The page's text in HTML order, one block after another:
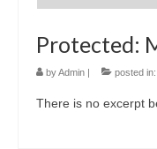
Protected:
byAdmin | posted in:
There is no excerpt